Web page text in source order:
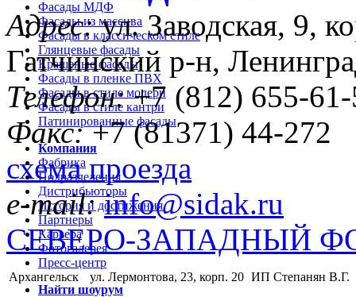
Фасады МДФ
Фасады из массива
Фасады в классическом стиле
Глянцевые фасады
Крашеные фасады
Фасады в пленке ПВХ
Фасады в стиле модерн
Фасады в стиле кантри
Патинированные фасады
Компания
Фабрика
Подразделения
Дистрибьюторы
История и достижения
Партнеры
Карьера
Фотогалерея
Пресс-центр
Найти шоурум
Адрес:ул. Заводская, 9,
Гатчинский р-н,
Телефон:+7 (812) 655-
Факс:+7 (81371) 44-272
схема проезда
e-mail: info@sidak.ru
СЕВЕРО-ЗАПАДНЫЙ
Архангельск ул. Лермонтова, 23, корп. 20 ИП Степанян В.Г.